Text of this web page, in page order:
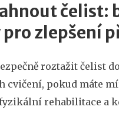
čelist:
zlepšení
roztažit čelist
cvičení, pokud máte
rehabilitace a